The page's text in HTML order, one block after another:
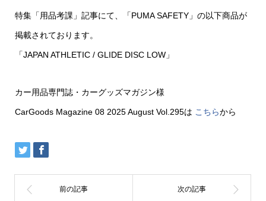
特集「用品考課」記事にて、「PUMA SAFETY」の以下商品が
掲載されております。
「JAPAN ATHLETIC / GLIDE DISC LOW」
カー用品専門誌・カーグッズマガジン様
CarGoods Magazine 08 2025 August Vol.295は こちらから